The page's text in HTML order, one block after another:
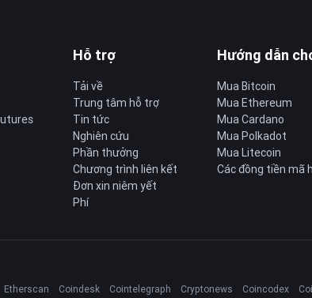
Hỗ trợ
Tải về
Trung tâm hỗ trợ
Tin tức
Nghiên cứu
Phần thưởng
Chương trình liên kết
Đơn xin niêm yết
Phí
Hướng dẫn
Mua Bitcoin
Mua Ethereum
Mua Cardano
Mua Polkadot
Mua Litecoin
Các đồng tiền mã
Etherscan Coindesk Cointelegraph Cryptonews Coincodex